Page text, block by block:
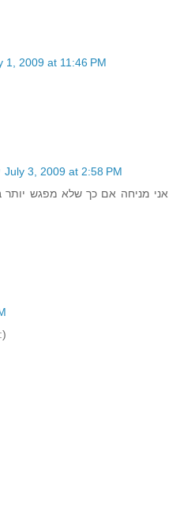
1, 2009 at 11:46 PM
July 3, 2009 at 2:58 PM
אני מניחה אם כך שלא מפגש
מגניב